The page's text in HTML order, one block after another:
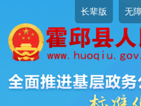
长辈版 无